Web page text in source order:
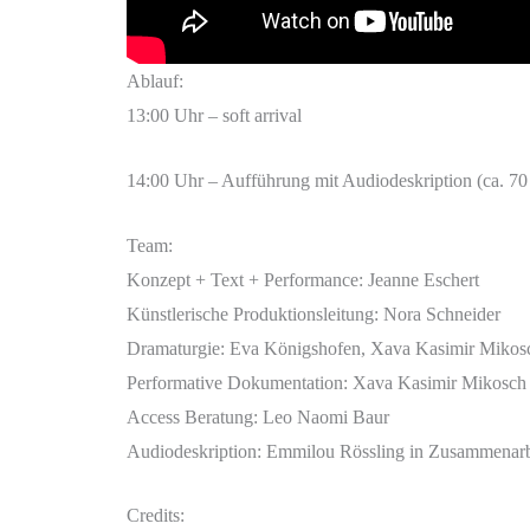
Ablauf:
13:00 Uhr – soft arrival
14:00 Uhr – Aufführung mit Audiodeskription (ca.
Team:
Konzept + Text + Performance: Jeanne Eschert
Künstlerische Produktionsleitung: Nora Schneider
Dramaturgie: Eva Königshofen, Xava Kasimir
Performative Dokumentation: Xava Kasimir Mikosch
Access Beratung: Leo Naomi Baur
Audiodeskription: Emmilou Rössling in
Credits: